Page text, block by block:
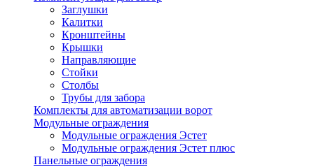
Заглушки
Калитки
Кронштейны
Крышки
Направляющие
Стойки
Столбы
Трубы для забора
Комплекты для автоматизации ворот
Модульные ограждения
Модульные ограждения Эстет
Модульные ограждения Эстет плюс
Панельные ограждения